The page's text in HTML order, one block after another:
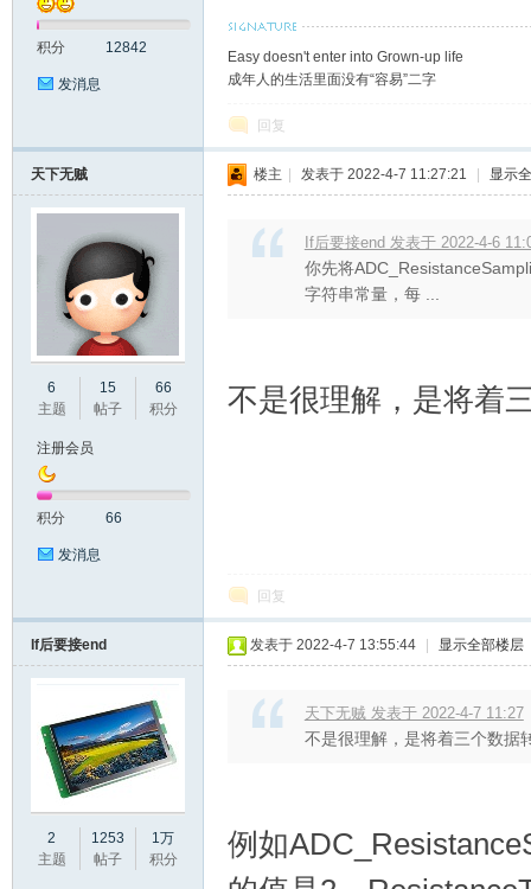
积分 12842
发消息
Easy doesn't enter into Grown-up life
成年人的生活里面没有“容易”二字
回复
天下无贼
6
主题
15
帖子
66
积分
注册会员
积分 66
发消息
楼主 发表于 2022-4-7 11:27:21 显示
If后要接end 发表于 2022-4-6
你先将
字符串常量，每 ...
不是很理解，是将着
回复
If后要接end
2
主题
1253
帖子
1万
积分
发表于 2022-4-7 13:55:44 显示全部楼层
天下无贼 发表于 2022-4-7 11:27
不是很理解，是将着三个数据
例如